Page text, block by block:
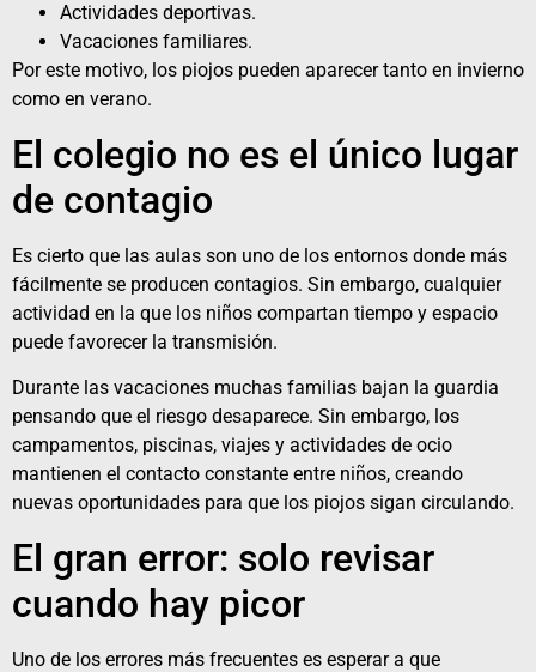
Actividades deportivas.
Vacaciones familiares.
Por este motivo, los piojos pueden aparecer tanto en invierno
como en verano.
El colegio no es el único lugar
de contagio
Es cierto que las aulas son uno de los entornos donde más
fácilmente se producen contagios. Sin embargo, cualquier
actividad en la que los niños compartan tiempo y espacio
puede favorecer la transmisión.
Durante las vacaciones muchas familias bajan la guardia
pensando que el riesgo desaparece. Sin embargo, los
campamentos, piscinas, viajes y actividades de ocio
mantienen el contacto constante entre niños, creando
nuevas oportunidades para que los piojos sigan circulando.
El gran error: solo revisar
cuando hay picor
Uno de los errores más frecuentes es esperar a que